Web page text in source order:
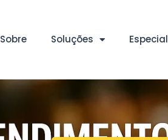
Sobre Soluções